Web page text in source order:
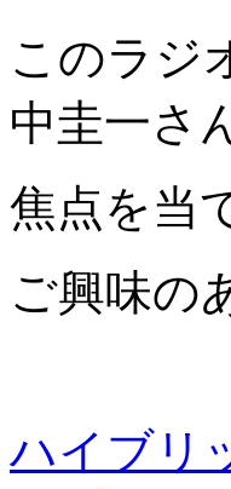
このラジ
中圭一さ
焦点を当
ご興味の
ハイブリ